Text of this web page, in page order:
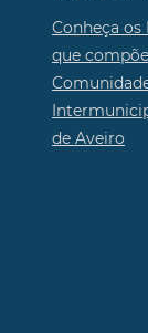
Conheça
que
de Aveiro